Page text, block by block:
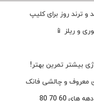
ترند روز برای کلیپ
و ریلز 📱
بیشتر تمرین بهتر!
معروف و چالشی فانک
60 70 80